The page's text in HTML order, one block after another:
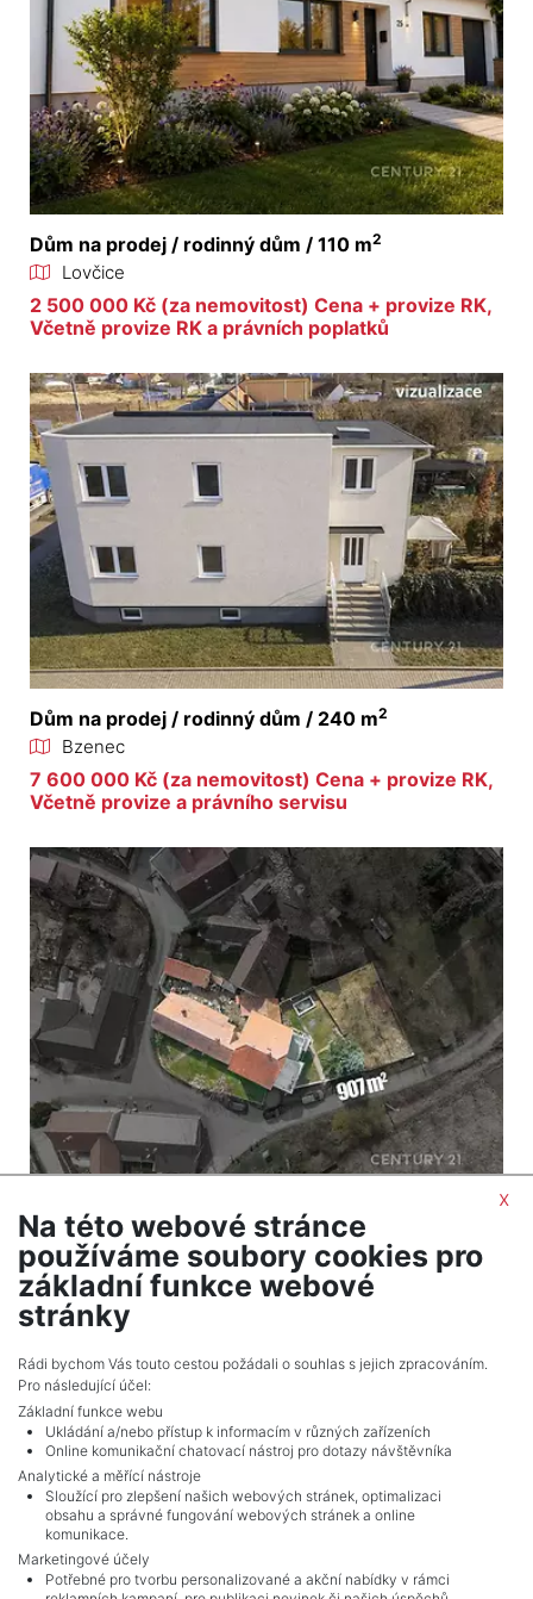
Dům na prodej / rodinný dům / 110 m2
Lovčice
2 500 000 Kč (za nemovitost) Cena + provize RK,
Včetně provize RK a právních poplatků
Dům na prodej / rodinný dům / 240 m2
Bzenec
7 600 000 Kč (za nemovitost) Cena + provize RK,
Včetně provize a právního servisu
Dům na prodej / rodinný dům / 310 m
Bohuslavice - Kyjov
4 500 000 Kč (za nemovitost) Cena + provize RK
Celkem5inzerátů.
x
Na této webové stránce
používáme soubory cookies pro
základní funkce webové
stránky
Rádi bychom Vás touto cestou požádali o souhlas s jejich zpracováním.
Pro následující účel:
Základní funkce webu
Ukládání a/nebo přístup k informacím v různých zařízeních
Online komunikační chatovací nástroj pro dotazy návštěvníka
Analytické a měřící nástroje
Sloužící pro zlepšení našich webových stránek, optimalizaci
obsahu a správné fungování webových stránek a online
komunikace.
Marketingové účely
Potřebné pro tvorbu personalizované a akční nabídky v rámci